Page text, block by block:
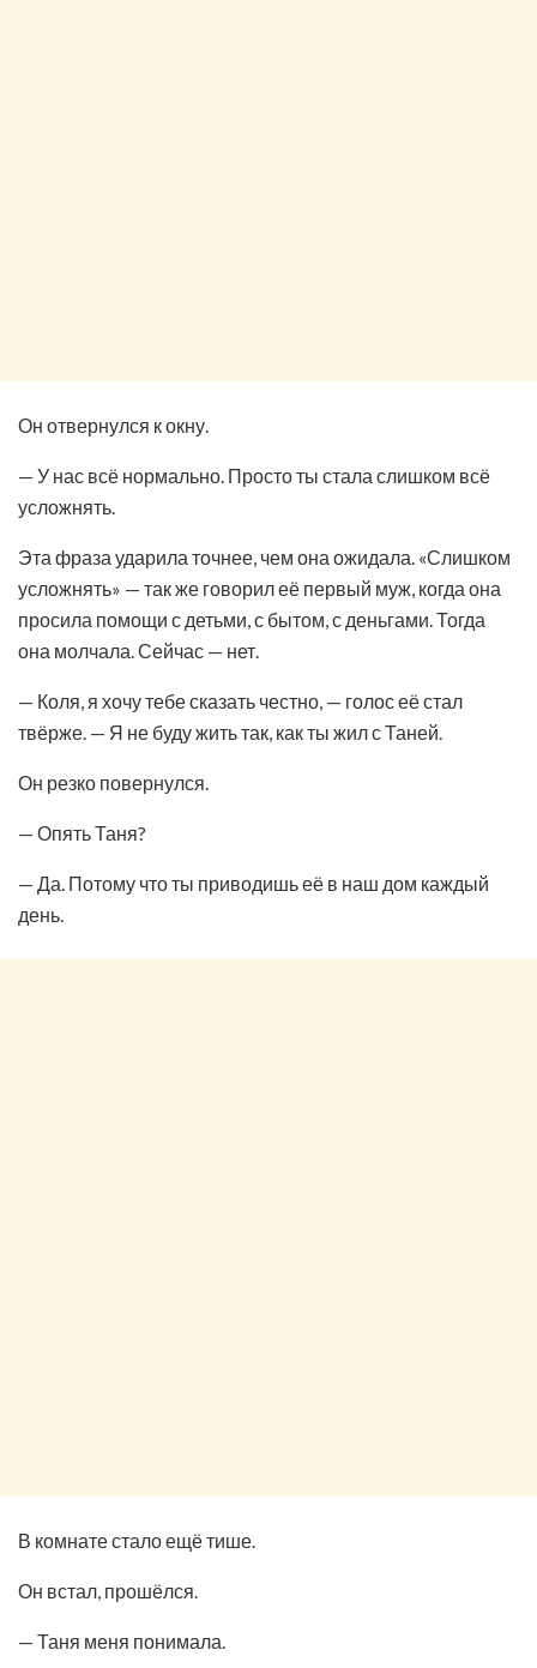
Он отвернулся к окну.
— У нас всё нормально. Просто ты стала слишком всё
усложнять.
Эта фраза ударила точнее, чем она ожидала. «Слишком
усложнять» — так же говорил её первый муж, когда она
просила помощи с детьми, с бытом, с деньгами. Тогда
она молчала. Сейчас — нет.
— Коля, я хочу тебе сказать честно, — голос её стал
твёрже. — Я не буду жить так, как ты жил с Таней.
Он резко повернулся.
— Опять Таня?
— Да. Потому что ты приводишь её в наш дом каждый
день.
В комнате стало ещё тише.
Он встал, прошёлся.
— Таня меня понимала.